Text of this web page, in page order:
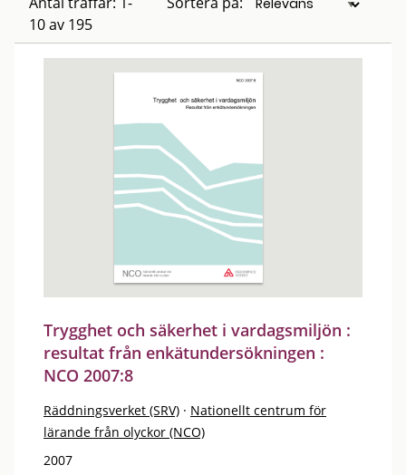
10 av 195
Trygghet och säkerhet i vardagsmiljön :
resultat från enkätundersökningen :
NCO 2007:8
Räddningsverket (SRV) · Nationellt centrum för
lärande från olyckor (NCO)
2007